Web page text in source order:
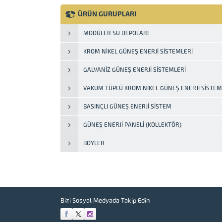
geleneksel emici adı altında daha iyi
ÜRÜN GURUPLARI
MODÜLER SU DEPOLARI
KROM NIKEL GÜNEŞ ENERJI SISTEMLERI
GALVANIZ GÜNEŞ ENERJI SISTEMLERI
VAKUM TÜPLÜ KROM NIKEL GÜNEŞ ENERJI SISTEM
BASINÇLI GÜNEŞ ENERJI SISTEM
GÜNEŞ ENERJI PANELI (KOLLEKTÖR)
BOYLER
Bizi Sosyal Medyada Takip Edin